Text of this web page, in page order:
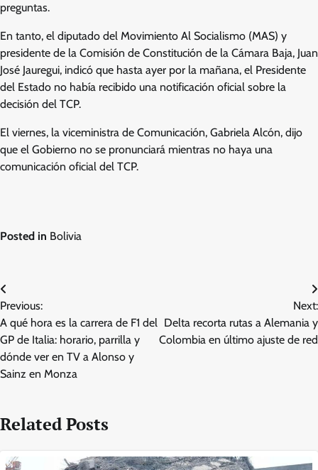
preguntas.
En tanto, el diputado del Movimiento Al Socialismo (MAS) y
presidente de la Comisión de Constitución de la Cámara Baja, Juan
José Jauregui, indicó que hasta ayer por la mañana, el Presidente
del Estado no había recibido una notificación oficial sobre la
decisión del TCP.
El viernes, la viceministra de Comunicación, Gabriela Alcón, dijo
que el Gobierno no se pronunciará mientras no haya una
comunicación oficial del TCP.
Posted in Bolivia
Post
navigation
Previous:
A qué hora es la carrera de F1 del
GP de Italia: horario, parrilla y
dónde ver en TV a Alonso y
Sainz en Monza
Next:
Delta recorta rutas a Alemania y
Colombia en último ajuste de red
Related Posts